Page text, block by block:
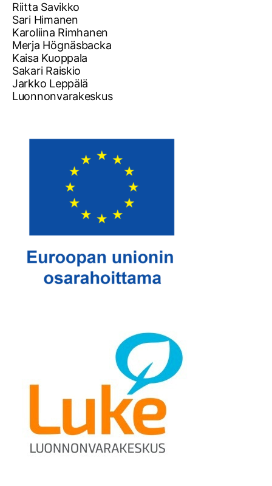
Riitta Savikko
Sari Himanen
Karoliina Rimhanen
Merja Högnäsbacka
Kaisa Kuoppala
Sakari Raiskio
Jarkko Leppälä
Luonnonvarakeskus